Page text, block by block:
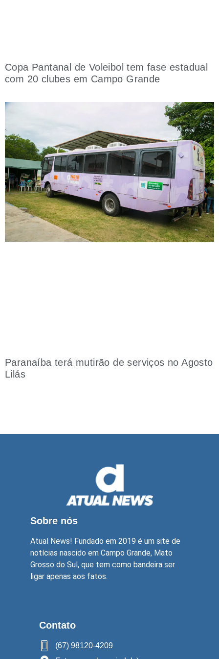
Copa Pantanal de Voleibol tem fase estadual
com 20 clubes em Campo Grande
Paranaíba terá mutirão de serviços no Agosto
Lilás
Sobre nós
Atual News! Fundado em 2019 é um site de
notícias nascido em Campo Grande, Mato
Grosso do Sul, que tem como bandeira ser
ligar apenas aos fatos.
Contato
(67) 98120-4209